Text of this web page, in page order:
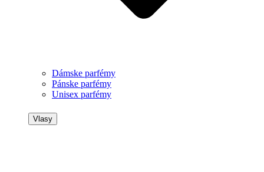
Dámske parfémy
Pánske parfémy
Unisex parfémy
Vlasy